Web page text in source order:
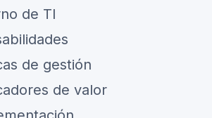
de TI
de gestión
de valor